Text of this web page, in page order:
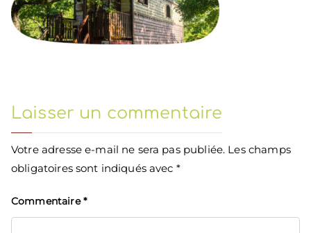
Laisser un commentaire
Votre adresse e-mail ne sera pas publiée. Les champs
obligatoires sont indiqués avec *
Commentaire*